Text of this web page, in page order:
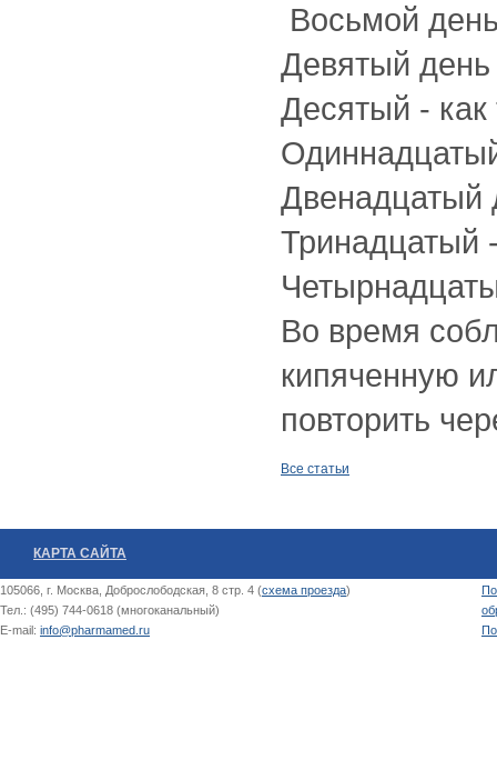
Восьмой
Девятый день
Десятый - как
Двенадцатый
Тринадцатый
Во время
кипяченную
повторить
Все статьи
КАРТА САЙТА
105066, г. Москва, Доброслободская, 8 стр. 4 (схема проезда)
Тел.: (495) 744-0618 (многоканальный)
E-mail: info@pharmamed.ru